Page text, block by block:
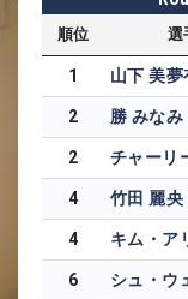
順位 選
1 山下 美夢
2 勝 みなみ
2 チャーリ
4 竹田 麗央
4 キム・ア
6 シュ・ウ